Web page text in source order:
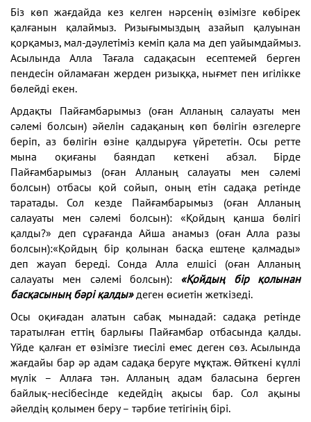
Біз көп жағдайда кез келген нәрсенің өзімізге көбірек
қалғанын қалаймыз. Ризығымыздың азайып қалуынан
қорқамыз, мал-дәулетіміз кеміп қала ма деп уайымдаймыз.
Асылында Алла Тағала садақасын есептемей берген
пендесін ойламаған жерден ризыққа, нығмет пен игілікке
бөлейді екен.
Ардақты Пайғамбарымыз (оған Алланың салауаты мен
сәлемі болсын) әйелін садақаның көп бөлігін өзгелерге
беріп, аз бөлігін өзіне қалдыруға үйрететін. Осы ретте
мына оқиғаны баяндап кеткені абзал. Бірде
Пайғамбарымыз (оған Алланың салауаты мен сәлемі
болсын) отбасы қой сойып, оның етін садақа ретінде
таратады. Сол кезде Пайғамбарымыз (оған Алланың
салауаты мен сәлемі болсын): «Қойдың қанша бөлігі
қалды?» деп сұрағанда Айша анамыз (оған Алла разы
болсын):«Қойдың бір қолынан басқа ештеңе қалмады»
деп жауап береді. Сонда Алла елшісі (оған Алланың
салауаты мен сәлемі болсын): «Қойдың бір қолынан
басқасының бәрі қалды»деген өсиетін жеткізеді.
Осы оқиғадан алатын сабақ мынадай: садақа ретінде
таратылған еттің барлығы Пайғамбар отбасында қалды.
Үйде қалған ет өзімізге тиесілі емес деген сөз. Асылында
жағдайы бар әр адам садақа беруге мұқтаж. Өйткені күллі
мүлік – Аллаға тән. Алланың адам баласына берген
байлық-несібесінде кедейдің ақысы бар. Сол ақыны
әйелдің қолымен беру – тәрбие тетігінің бірі.